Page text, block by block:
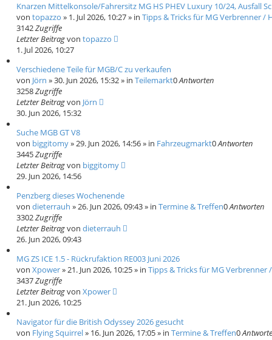
Knarzen Mittelkonsole/Fahrersitz MG HS PHEV Luxury 10/24, Ausfall
von topazzo » 1. Jul 2026, 10:27» in Tipps & Tricks für MG Verbrenner /
3142Zugriffe
Letzter Beitragvon topazzo
1. Jul 2026, 10:27
Verschiedene Teile für MGB/C zu verkaufen
von Jörn »30. Jun 2026, 15:32» in Teilemarkt0Antworten
3258Zugriffe
Letzter Beitragvon Jörn
30. Jun 2026, 15:32
Suche MGB GT V8
von biggitomy»29. Jun 2026, 14:56» in Fahrzeugmarkt0Antworten
3445Zugriffe
Letzter Beitragvon biggitomy
29. Jun 2026, 14:56
Penzberg dieses Wochenende
von dieterrauh »26. Jun 2026, 09:43» in Termine & Treffen0Antworten
3302Zugriffe
Letzter Beitragvon dieterrauh
26. Jun 2026, 09:43
MG ZS ICE 1.5 - Rückrufaktion RE003 Juni 2026
von Xpower»21. Jun 2026, 10:25» in Tipps & Tricks für MG Verbrenner
3437Zugriffe
Letzter Beitragvon Xpower
21. Jun 2026, 10:25
Navigator für die British Odyssey 2026 gesucht
von Flying Squirrel» 16. Jun 2026, 17:05» in Termine & Treffen0